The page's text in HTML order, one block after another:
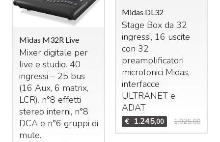
Midas M32R Live
Mixer digitale per
live e studio. 40
ingressi – 25 bus
(16 Aux, 6 matrix,
LCR). n°8 effetti
stereo interni, n°8
DCAe n°6 gruppi di
mute.
Midas DL32
Stage Box da 32
ingressi, 16 uscite
con 32
preamplificatori
microfonici Midas,
interfacce
ULTRANETe
ADAT
€ 1.245,00 1.925,00